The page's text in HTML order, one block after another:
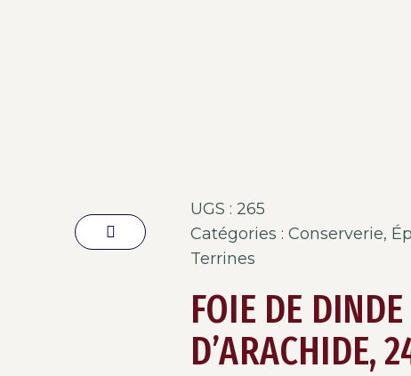
UGS : 265
Catégories : Conserverie,
Terrines
FOIE DE
D’ARACHIDE,